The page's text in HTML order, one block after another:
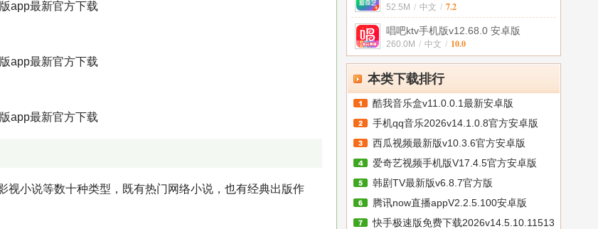
52.5M / 中文 / 7.2
唱吧ktv手机版v12.68.0 安卓版
260.0M / 中文 / 10.0
本类下载排行
酷我音乐盒v11.0.0.1最新安卓版
手机qq音乐2026v14.1.0.8官方安卓版
西瓜视频最新版v10.3.6官方安卓版
爱奇艺视频手机版V17.4.5官方安卓版
韩剧TV最新版v6.8.7官方版
腾讯now直播appV2.2.5.100安卓版
快手极速版免费下载2026v14.5.10.11513
小说等数十种类型，既有热门网络小说，也有经典出版作